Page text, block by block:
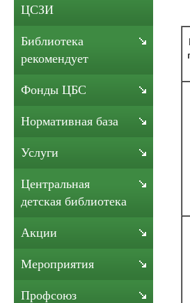
ЦСЗИ
Библиотека
рекомендует
Фонды ЦБС
Нормативная база
Услуги
Центральная
детская библиотека
Акции
Мероприятия
Профсоюз